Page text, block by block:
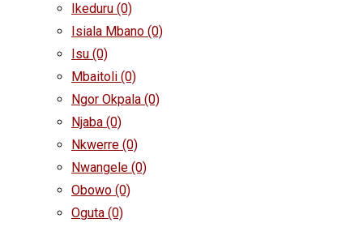
Ikeduru (0)
Isiala Mbano (0)
Isu (0)
Mbaitoli (0)
Ngor Okpala (0)
Njaba (0)
Nkwerre (0)
Nwangele (0)
Obowo (0)
Oguta (0)